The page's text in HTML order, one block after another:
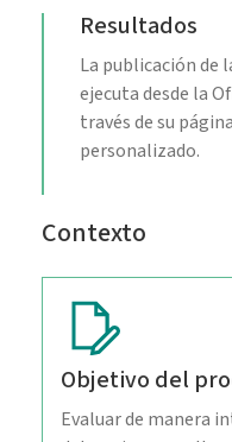
Resultados
La publicación de
ejecuta desde la
través de su
personalizado.
Contexto
Objetivo del
Evaluar de manera